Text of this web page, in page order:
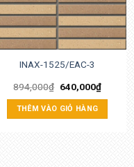
INAX-1525/EAC-3
894,000₫ 640,000₫
THÊM VÀO GIỎ HÀNG